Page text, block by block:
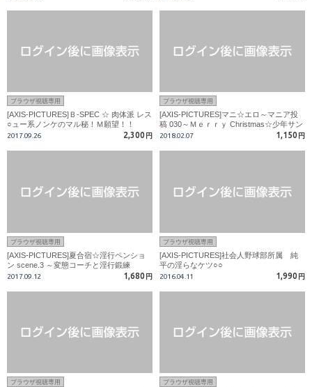
ブラウザ視聴専用
[AXIS-PICTURES]Ｂ-SPEC ☆ 肉体派 レス
○ュー系ノンケのマル秘！Ｍ願望！！
2017.09.26 2,300 円
ブラウザ視聴専用
[AXIS-PICTURES]マニ☆エロ～マニア投
稿 030～Ｍｅｒｒｙ Christmas☆少年サン
タ ～前編
2018.02.07 1,150 円
ブラウザ視聴専用
[AXIS-PICTURES]夏合宿☆淫行ペンショ
ン scene.3 ～変態コーチと淫行鍛練
2017.09.12 1,680 円
ブラウザ視聴専用
[AXIS-PICTURES]社会人野球部所属 純
平の淫らなケツ○○
2016.04.11 1,990 円
ブラウザ視聴専用 ブラウザ視聴専用